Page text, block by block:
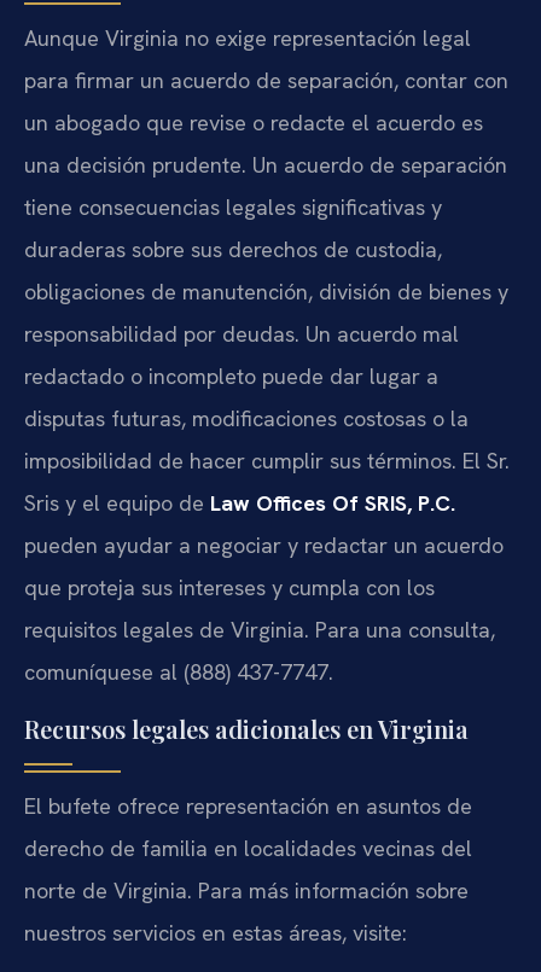
Aunque Virginia no exige representación legal
para firmar un acuerdo de separación, contar con
un abogado que revise o redacte el acuerdo es
una decisión prudente. Un acuerdo de separación
tiene consecuencias legales significativas y
duraderas sobre sus derechos de custodia,
obligaciones de manutención, división de bienes y
responsabilidad por deudas. Un acuerdo mal
redactado o incompleto puede dar lugar a
disputas futuras, modificaciones costosas o la
imposibilidad de hacer cumplir sus términos. El Sr.
Sris y el equipo de Law Offices Of SRIS, P.C.
pueden ayudar a negociar y redactar un acuerdo
que proteja sus intereses y cumpla con los
requisitos legales de Virginia. Para una consulta,
comuníquese al (888) 437-7747.
Recursos legales adicionales en Virginia
El bufete ofrece representación en asuntos de
derecho de familia en localidades vecinas del
norte de Virginia. Para más información sobre
nuestros servicios en estas áreas, visite: